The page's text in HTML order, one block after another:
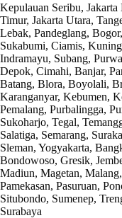
Kepulauan Seribu, Jakarta
Timur, Jakarta Utara,
Lebak, Pandeglang,
Sukabumi, Ciamis,
Indramayu, Subang,
Depok, Cimahi, Banjar,
Batang, Blora, Boyolali,
Karanganyar, Kebumen,
Pemalang, Purbalingga,
Sukoharjo, Tegal,
Salatiga, Semarang,
Sleman, Yogyakarta,
Bondowoso, Gresik,
Madiun, Magetan,
Pamekasan, Pasuruan,
Situbondo, Sumenep,
Surabaya